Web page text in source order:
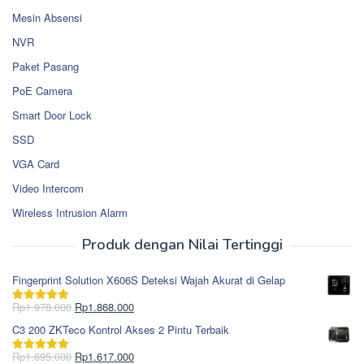
Mesin Absensi
NVR
Paket Pasang
PoE Camera
Smart Door Lock
SSD
VGA Card
Video Intercom
Wireless Intrusion Alarm
Produk dengan Nilai Tertinggi
Fingerprint Solution X606S Deteksi Wajah Akurat di Gelap
Dinilai5.00
Rp1.978.000 Harga
aslinya
adalah:
Rp1.978.000.
Rp1.868.000Harga
saat
ini
adalah:
C3 200 ZKTeco Kontrol Akses 2 Pintu Terbaik
Dinilai5.00
Rp1.695.000 Harga
Rp1.617.000Harga